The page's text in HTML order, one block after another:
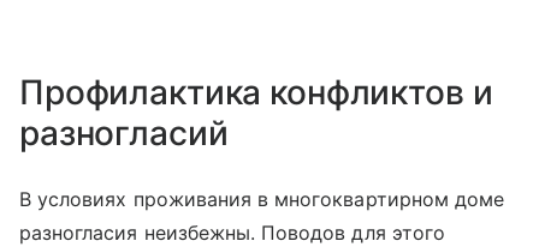
Профилактика конфликтов и
разногласий
В условиях проживания в многоквартирном доме
разногласия неизбежны. Поводов для этого